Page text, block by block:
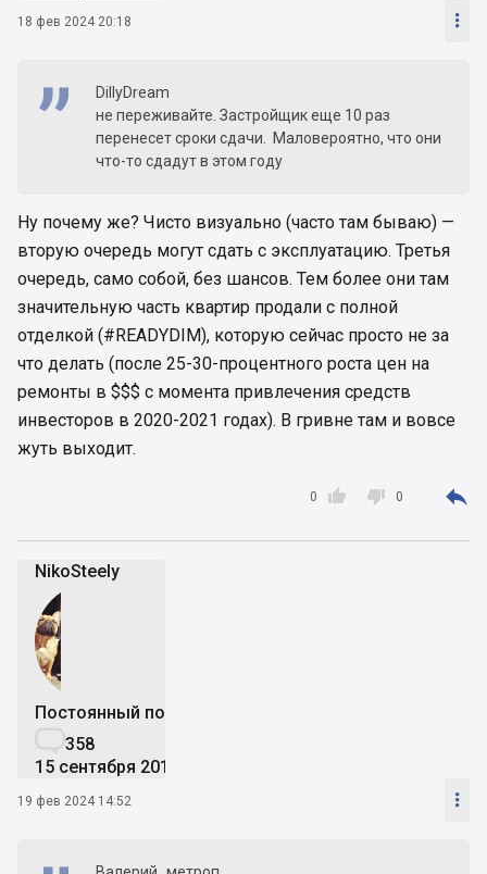
18 фев 2024 20:18 
DillyDream
не переживайте. Застройщик еще 10 раз
перенесет сроки сдачи. Маловероятно, что они
что-то сдадут в этом году
Ну почему же? Чисто визуально (часто там бываю) —
вторую очередь могут сдать с эксплуатацию. Третья
очередь, само собой, без шансов. Тем более они там
значительную часть квартир продали с полной
отделкой (#READYDIM), которую сейчас просто не за
что делать (после 25-30-процентного роста цен на
ремонты в $$$ с момента привлечения средств
инвесторов в 2020-2021 годах). В гривне там и вовсе
жуть выходит.

0  0 
NikoSteely
Постоянный пользователь
358
15 сентября 2015
19 фев 2024 14:52 